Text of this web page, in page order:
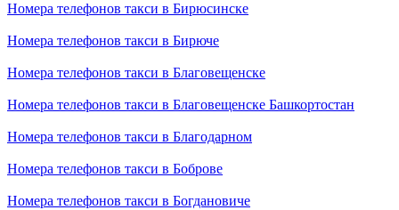
Номера телефонов такси в Бирюсинске
Номера телефонов такси в Бирюче
Номера телефонов такси в Благовещенске
Номера телефонов такси в Благовещенске Башкортостан
Номера телефонов такси в Благодарном
Номера телефонов такси в Боброве
Номера телефонов такси в Богдановиче